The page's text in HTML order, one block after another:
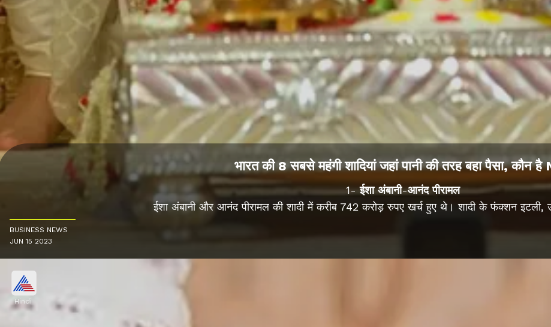
भारत की 8 सबसे महंगी शादियां जहां पानी की तरह बहा पैसा, कौन है
1- ईशा अंबानी-आनंद पीरामल
ईशा अंबानी और आनंद पीरामल की शादी में करीब 742 करोड़ रुपए खर्च हुए थे। शादी के फंक्शन
BUSINESS NEWS
JUN 15 2023
Hindi